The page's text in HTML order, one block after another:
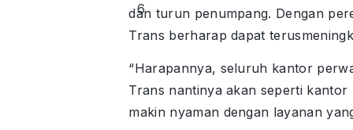
6
dan turun penumpang. Dengan
Trans berharap dapat
“Harapannya, seluruh kantor
Trans nantinya akan seperti kantor
makin nyaman dengan layanan